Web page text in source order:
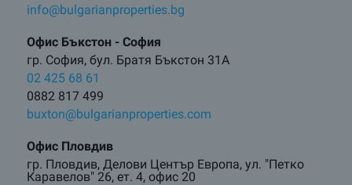
info@bulgarianproperties.bg
Офис Бъкстон - София
гр. София, бул. Братя Бъкстон 31А
02 425 68 61
0882 817 499
buxton@bulgarianproperties.com
Офис Пловдив
гр. Пловдив, Делови Център Европа, ул. "Петко
Каравелов" 26, ет. 4, офис 20